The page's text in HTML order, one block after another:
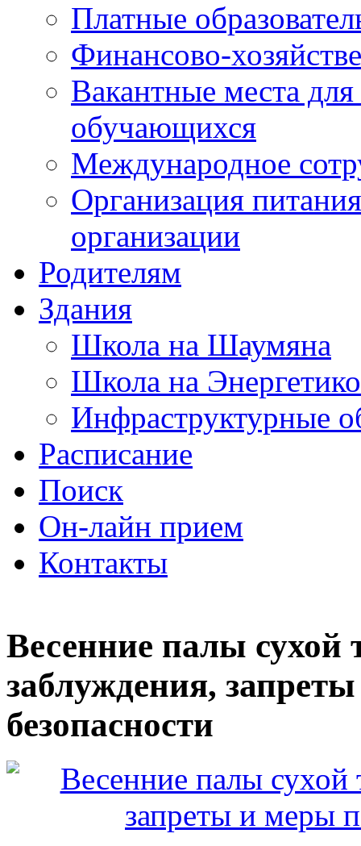
Платные
Финансово-
Вакантные места
обучающихся
Международное
Организация
организации
Родителям
Здания
Школа на Шаумяна
Школа на
Инфраструктурные
Расписание
Поиск
Он-лайн прием
Контакты
Весенние палы сухой
заблуждения,
безопасности